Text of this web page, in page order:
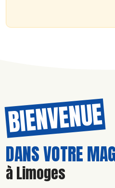
BIENVENUE
DANS VOTRE
à Limoges